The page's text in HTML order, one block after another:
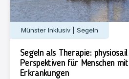
Münster Inklusiv | Segeln
Segeln als Therapie:
Perspektiven für Menschen
Erkrankungen